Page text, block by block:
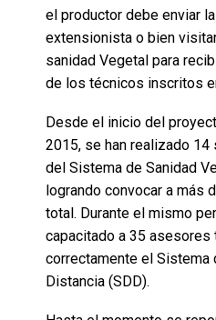
el productor debe enviar la
extensionista o bien
sanidad Vegetal para
de los técnicos inscritos
Desde el inicio del
2015, se han realizado
del Sistema de Sanidad
logrando convocar a más
total. Durante el mismo
capacitado a 35 asesores
correctamente el Sistema
Distancia (SDD).